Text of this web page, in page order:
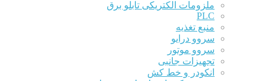
ملزومات الکتریکی تابلو برق
PLC
منبع تغذیه
سروو درایو
سروو موتور
تجهیزات جانبی
انکودر و خط کش